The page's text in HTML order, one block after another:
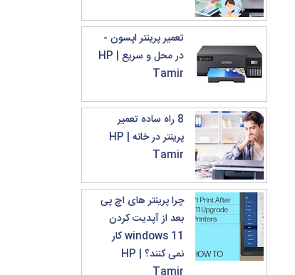
تعمیر پرینتر اپسون -
در محل و سریع | HP
Tamir
8 راه ساده تعمیر
پرینتر در خانه | HP
Tamir
چرا پرینتر های اچ پی
بعد از آپدیت کردن
windows 11 کار
نمی کنند؟ | HP